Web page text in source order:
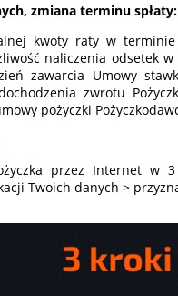
zmiana terminu spłaty:
kwoty raty w
naliczenia odsetek
zawarcia Umowy
zwrotu
pożyczki
przez Internet w
Twoich danych >